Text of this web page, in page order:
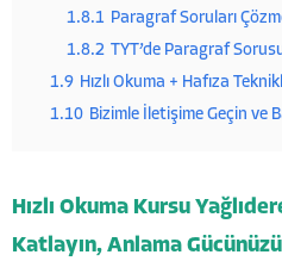
1.8.1 Paragraf Soruları
1.8.2 TYT’de Paragraf
1.9 Hızlı Okuma + Hafıza
1.10 Bizimle İletişime Geçin ve
Hızlı Okuma Kursu
Katlayın, Anlama